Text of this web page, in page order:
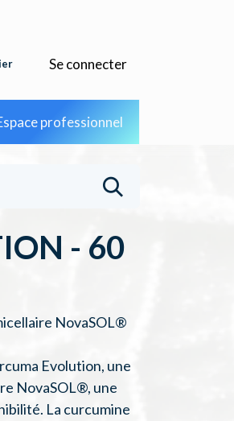
Se connecter
professionnel
- 60
NovaSOL®
Evolution, une
NovaSOL®, une
La curcumine